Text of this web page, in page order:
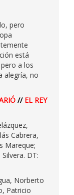
pero
está
a los
alegría, no
//EL REY
Cabrera,
Mareque;
DT:
Norberto
Patricio